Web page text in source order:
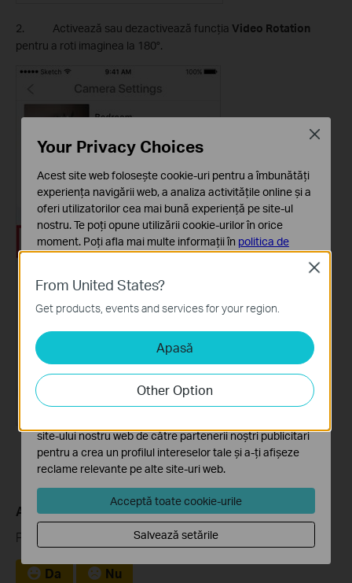
2. Activează sau dezactivează funcția Video Rotation
pentru a roti imaginea la 180°.
A fost util acest FAQ?
Părerea ta ne ajută să îmbunătățim acest site.
Da Nu
From United States?
Get products, events and services for your region.
Apasă
Other Option
Close
Your Privacy Choices
Acest site web folosește cookie-uri pentru a îmbunătăți
experiența navigării web, a analiza activitățile online și a
oferi utilizatorilor cea mai bună experiență pe site-ul
nostru. Te poți opune utilizării cookie-urilor în orice
moment. Poți afla mai multe informații în politica de
Cookie-uri de bază
Aceste cookie-uri sunt necesare pentru funcționarea
site-ului web și nu pot fi dezactivate în sistemele tale
Cookie-uri de analiză și marketing
Cookie-urile de analiză ne permit să analizăm activitățile
tale de pe site-ul nostru web a îmbunătăți și ajusta
funcționalitatea site-ului.
site-ului nostru web de către partenerii noștri publicitari
pentru a crea un profilul intereselor tale și a-ți afișeze
reclame relevante pe alte site-uri web.
Acceptă toate cookie-urile
Salvează setările
Close